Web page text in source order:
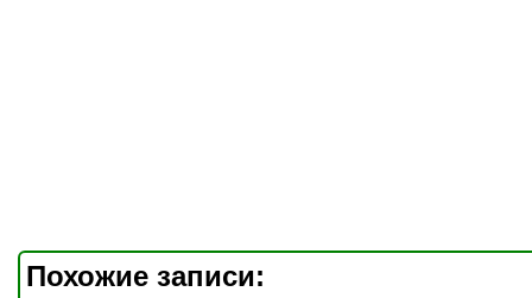
Похожие записи: